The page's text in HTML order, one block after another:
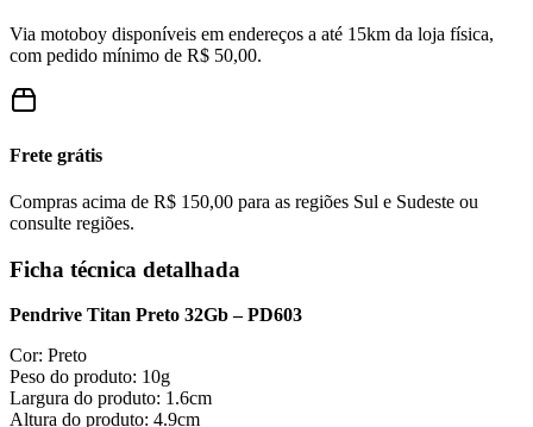
Via motoboy disponíveis em endereços a até 15km da loja física,
com pedido mínimo de R$ 50,00.
Frete grátis
Compras acima de R$ 150,00 para as regiões Sul e Sudeste ou
consulte regiões.
Ficha técnica detalhada
Pendrive Titan Preto 32Gb – PD603
Cor: Preto
Peso do produto: 10g
Largura do produto: 1.6cm
Altura do produto: 4.9cm